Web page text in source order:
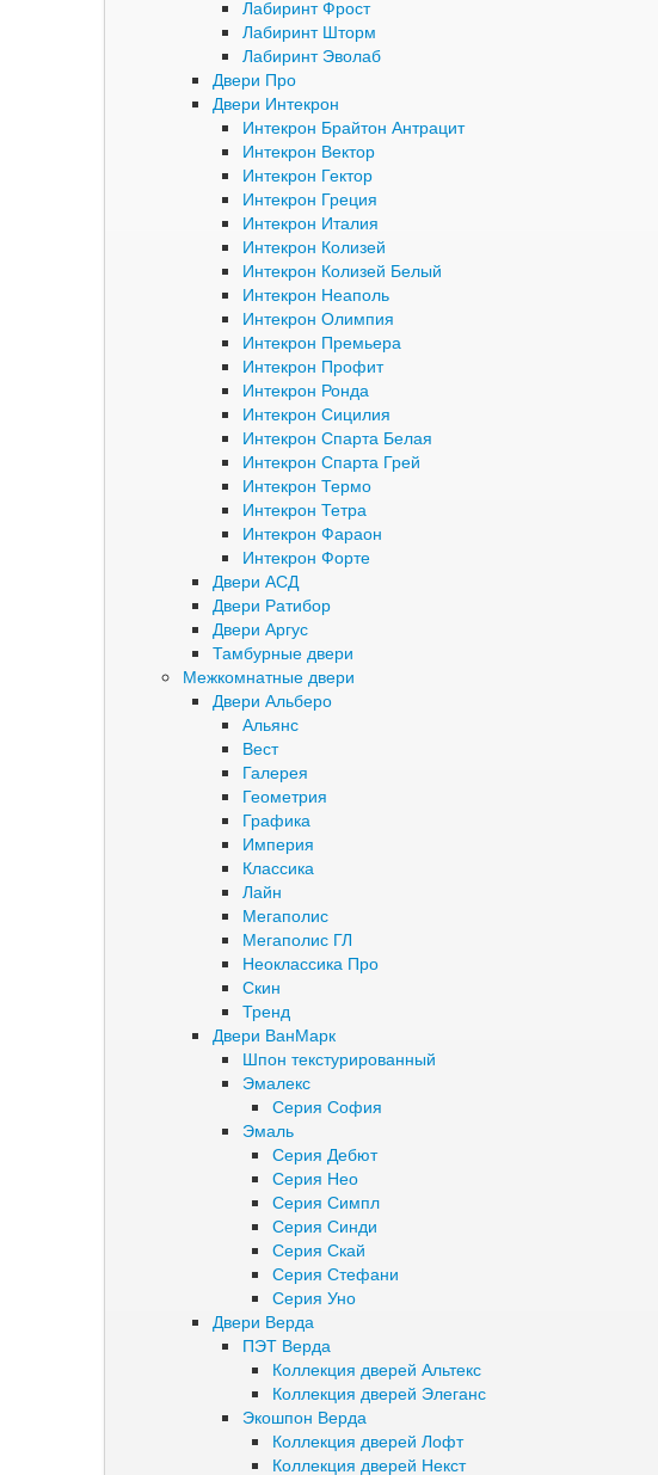
Лабиринт Фрост
Лабиринт Шторм
Лабиринт Эволаб
Двери Про
Двери Интекрон
Интекрон Брайтон Антрацит
Интекрон Вектор
Интекрон Гектор
Интекрон Греция
Интекрон Италия
Интекрон Колизей
Интекрон Колизей Белый
Интекрон Неаполь
Интекрон Олимпия
Интекрон Премьера
Интекрон Профит
Интекрон Ронда
Интекрон Сицилия
Интекрон Спарта Белая
Интекрон Спарта Грей
Интекрон Термо
Интекрон Тетра
Интекрон Фараон
Интекрон Форте
Двери АСД
Двери Ратибор
Двери Аргус
Тамбурные двери
Межкомнатные двери
Двери Альберо
Альянс
Вест
Галерея
Геометрия
Графика
Империя
Классика
Лайн
Мегаполис
Мегаполис ГЛ
Неоклассика Про
Скин
Тренд
Двери ВанМарк
Шпон текстурированный
Эмалекс
Серия София
Эмаль
Серия Дебют
Серия Нео
Серия Симпл
Серия Синди
Серия Скай
Серия Стефани
Серия Уно
Двери Верда
ПЭТ Верда
Коллекция дверей Альтекс
Коллекция дверей Элеганс
Экошпон Верда
Коллекция дверей Лофт
Коллекция дверей Некст